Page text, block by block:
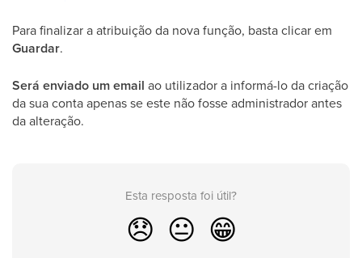
Para finalizar a atribuição da nova função, basta clicar em
Guardar.
Será enviado um email ao utilizador a informá-lo da criação
da sua conta apenas se este não fosse administrador antes
da alteração.
Esta resposta foi útil?
😞 😐 😁